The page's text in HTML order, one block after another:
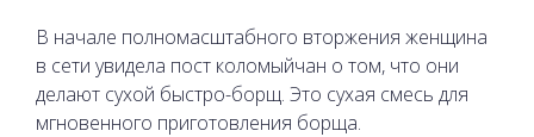
В начале полномасштабного вторжения женщина
в сети увидела пост коломыйчан о том, что они
делают сухой быстро-борщ. Это сухая смесь для
мгновенного приготовления борща.